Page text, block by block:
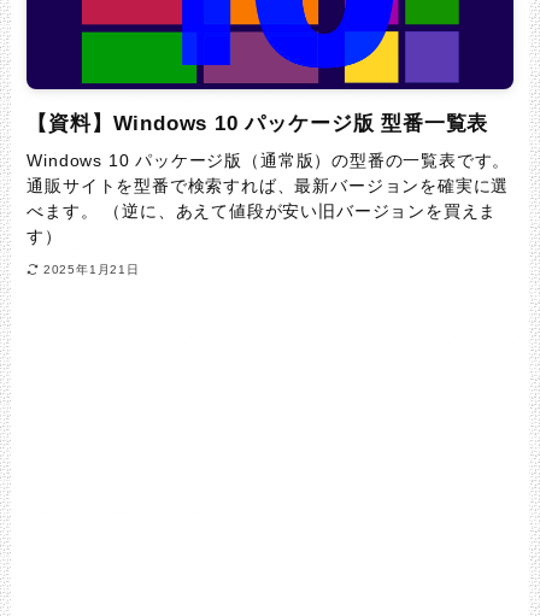
【資料】Windows 10 パッケージ版 型番一覧表
Windows 10 パッケージ版（通常版）の型番の一覧表です。
通販サイトを型番で検索すれば、最新バージョンを確実に選
べます。 （逆に、あえて値段が安い旧バージョンを買えま
す）
2025年1月21日